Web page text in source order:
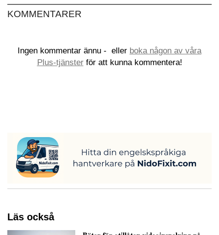
KOMMENTARER
Ingen kommentar ännu - eller boka någon av våra
Plus-tjänsterför att kunna kommentera!